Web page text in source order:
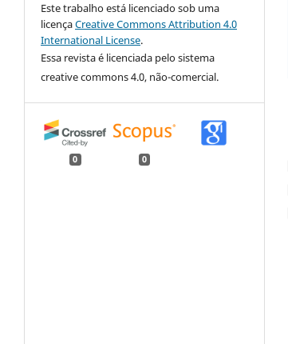
Este trabalho está licenciado sob uma
licençaCreative Commons Attribution 4.0
International License.
Essa revista é licenciada pelo sistema
creative commons 4.0, não-comercial.
0 0